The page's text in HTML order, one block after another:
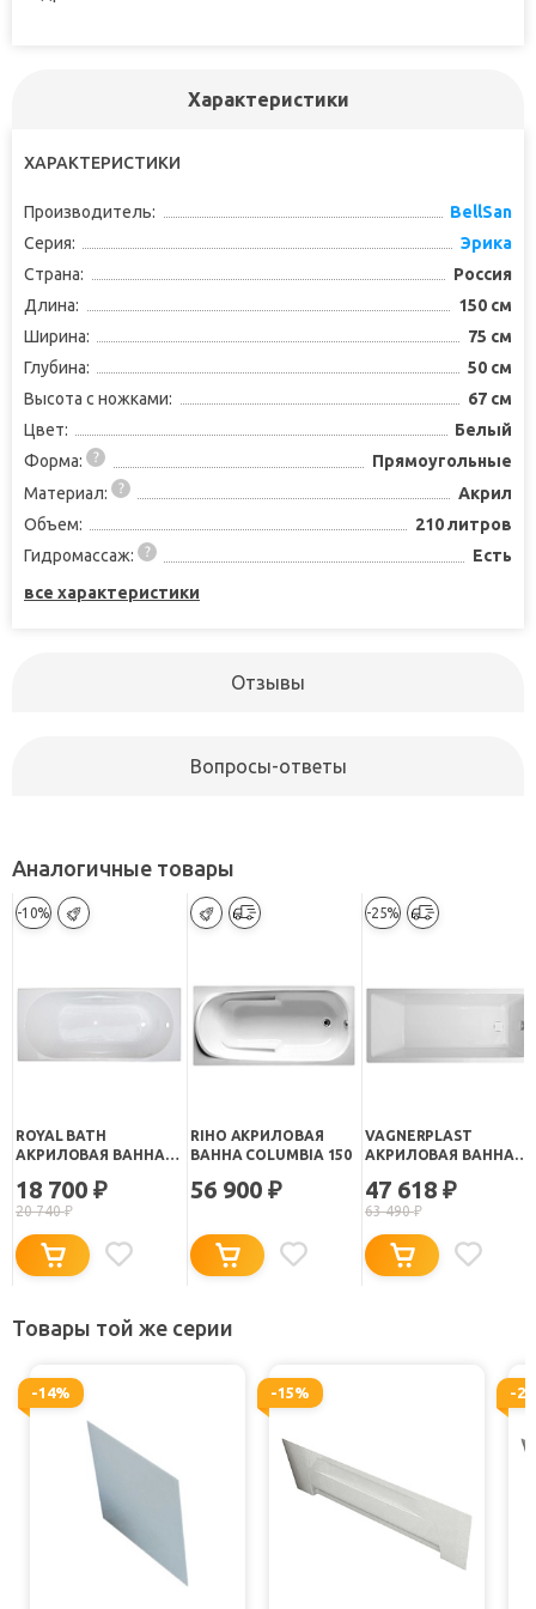
Характеристики
ХАРАКТЕРИСТИКИ
Производитель:
BellSan
Серия:
Эрика
Страна:
Россия
Длина:
150 см
Ширина:
75 см
Глубина:
50 см
Высота с ножками:
67 см
Цвет:
Белый
Форма:
Прямоугольные
Материал:
Акрил
Объем:
210 литров
Гидромассаж:
Есть
все характеристики
Отзывы
Вопросы-ответы
Аналогичные товары
-10%
ROYAL BATH
АКРИЛОВАЯ ВАННА
150X70
18 700 ₽
20 740₽
RIHO АКРИЛОВАЯ
ВАННА COLUMBIA 150
56 900 ₽
-25%
VAGNERPLAST
АКРИЛОВАЯ ВАННА
47 618 ₽
63 490₽
Товары той же серии
-14% -15% -